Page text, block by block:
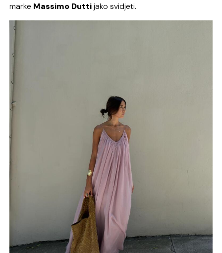
marke Massimo Duttijako svidjeti.